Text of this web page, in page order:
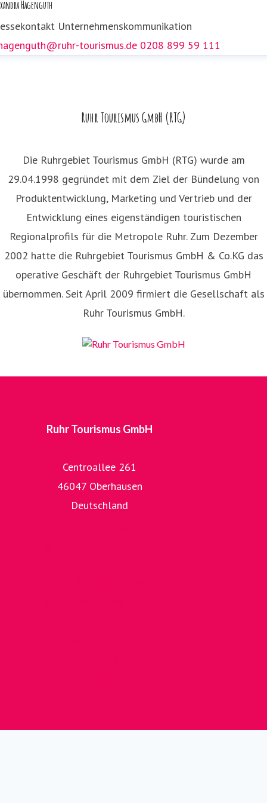
tourismus.de
Hagenguth
Unternehmenskommunikation
tourismus.de 0208 899 59 111
Ruhr Tourismus GmbH (RTG)
Die Ruhrgebiet Tourismus GmbH (RTG) wurde am
29.04.1998 gegründet mit dem Ziel der Bündelung von
Produktentwicklung, Marketing und Vertrieb und der
Entwicklung eines eigenständigen touristischen
Regionalprofils für die Metropole Ruhr. Zum Dezember
2002 hatte die Ruhrgebiet Tourismus GmbH & Co.KG das
operative Geschäft der Ruhrgebiet Tourismus GmbH
übernommen. Seit April 2009 firmiert die Gesellschaft als
Ruhr Tourismus GmbH.
Ruhr Tourismus GmbH
Centroallee 261
46047 Oberhausen
Deutschland